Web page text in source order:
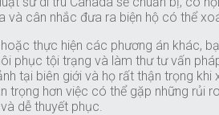
và cân nhắc đưa ra biện hộ có thể
thực hiện các phương án khác,
phục tội trạng và làm thư tư vấn
tại biên giới và họ rất thận trọng
hơn việc có thể gặp những
dễ thuyết phục.